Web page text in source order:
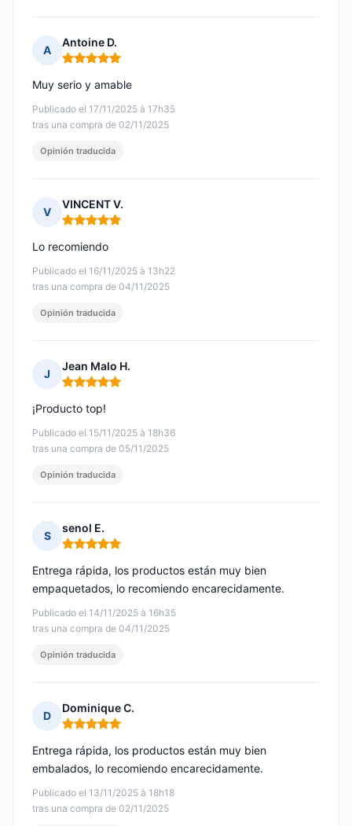
A
Antoine D.
Nota: 5 de 5
Publicado el 17/11/2025 à 17h35
tras una compra de 02/11/2025
Muy serio y amable
Opinión traducida
V
VINCENT V.
Nota: 5 de 5
Publicado el 16/11/2025 à 13h22
tras una compra de 04/11/2025
Lo recomiendo
Opinión traducida
J
Jean Malo H.
Nota: 5 de 5
Publicado el 15/11/2025 à 18h36
tras una compra de 05/11/2025
¡Producto top!
Opinión traducida
S
senol E.
Nota: 5 de 5
Publicado el 14/11/2025 à 16h35
tras una compra de 04/11/2025
Entrega rápida, los productos están muy bien
empaquetados, lo recomiendo encarecidamente.
Opinión traducida
D
Dominique C.
Nota: 5 de 5
Publicado el 13/11/2025 à 18h18
tras una compra de 02/11/2025
Entrega rápida, los productos están muy bien
embalados, lo recomiendo encarecidamente.